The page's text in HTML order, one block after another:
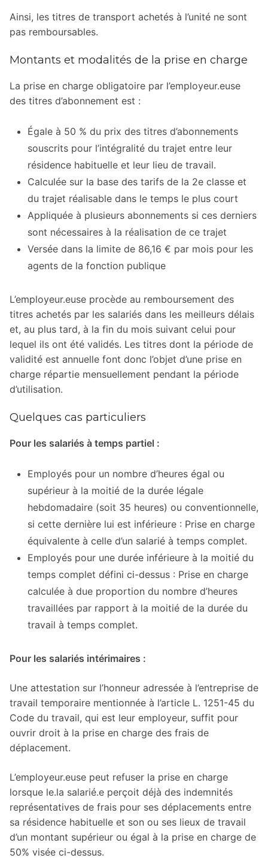
Ainsi, les titres de transport achetés à l’unité ne sont
pas remboursables.
Montants et modalités de la prise en charge
La prise en charge obligatoire par l’employeur.euse
des titres d’abonnement est :
Égale à 50 % du prix des titres d’abonnements
souscrits pour l’intégralité du trajet entre leur
résidence habituelle et leur lieu de travail.
Calculée sur la base des tarifs de la 2e classe et
du trajet réalisable dans le temps le plus court
Appliquée à plusieurs abonnements si ces derniers
sont nécessaires à la réalisation de ce trajet
Versée dans la limite de 86,16 € par mois pour les
agents de la fonction publique
L’employeur.euse procède au remboursement des
titres achetés par les salariés dans les meilleurs délais
et, au plus tard, à la fin du mois suivant celui pour
lequel ils ont été validés. Les titres dont la période de
validité est annuelle font donc l’objet d’une prise en
charge répartie mensuellement pendant la période
d’utilisation.
Quelques cas particuliers
Pour les salariés à temps partiel :
Employés pour un nombre d’heures égal ou
supérieur à la moitié de la durée légale
hebdomadaire (soit 35 heures) ou conventionnelle,
si cette dernière lui est inférieure : Prise en charge
équivalente à celle d’un salarié à temps complet.
Employés pour une durée inférieure à la moitié du
temps complet défini ci-dessus : Prise en charge
calculée à due proportion du nombre d’heures
travaillées par rapport à la moitié de la durée du
travail à temps complet.
Pour les salariés intérimaires :
Une attestation sur l’honneur adressée à l’entreprise de
travail temporaire mentionnée à l’article L. 1251-45 du
Code du travail, qui est leur employeur, suffit pour
ouvrir droit à la prise en charge des frais de
déplacement.
L’employeur.euse peut refuser la prise en charge
lorsque le.la salarié.e perçoit déjà des indemnités
représentatives de frais pour ses déplacements entre
sa résidence habituelle et son ou ses lieux de travail
d’un montant supérieur ou égal à la prise en charge de
50% visée ci-dessus.